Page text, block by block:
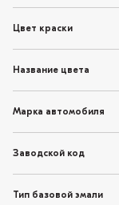
Цвет краски
Название цвета
Марка автомобиля
Заводской код
Тип базовой эмали